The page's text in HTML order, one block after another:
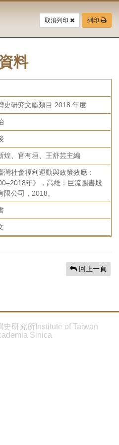
取消列印 列印
料
史研究文獻類目 2018 年度
煌、官有垣、王舒芸主編
灣社會福利運動與政策效應：
年》，高雄：巨流圖書股
限公司，2018。
回上一頁
研究所Institute of Taiwan
Sinica